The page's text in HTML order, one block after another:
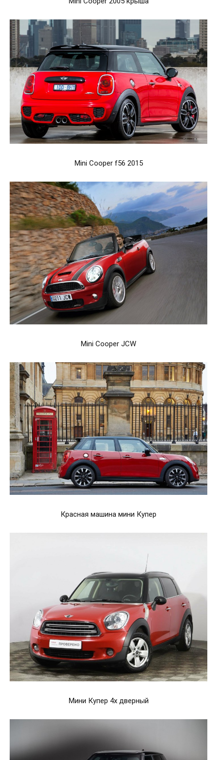
Mini Cooper f56 2015
Mini Cooper JCW
Красная машина мини Купер
Мини Купер 4х дверный